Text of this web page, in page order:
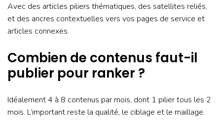
Avec des articles piliers thématiques, des satellites reliés,
et des ancres contextuelles vers vos pages de service et
articles connexes.
Combien de contenus faut-il
publier pour ranker ?
Idéalement 4 à 8 contenus par mois, dont 1 pilier tous les 2
mois. L’important reste la qualité, le ciblage et le maillage.